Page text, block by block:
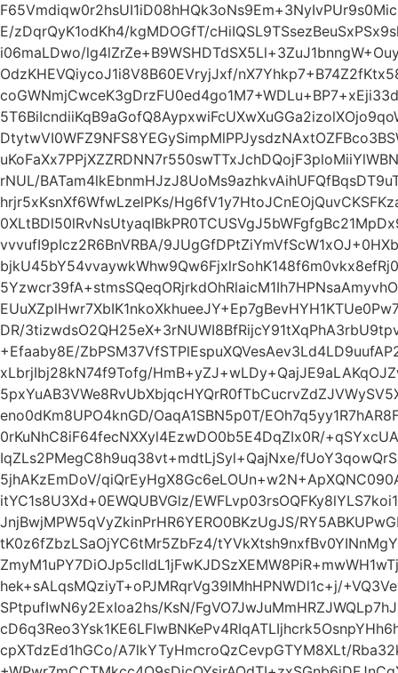
E/zDqrQyK1odKh4/kgMDOGfT/
i06maLDwo/
OdzKHEVQiycoJ1i8V8B60EVryjJxf/
rNUL/
hrjr5xKsnXf6WfwLzelPKs/
vvvufI9pIcz2R6BnVRBA/
DR/
+Efaaby8E/
xLbrjIbj28kN74f9Tofg/
eno0dKm8UPO4knGD/OaqA1SBN5p0T/
0rKuNhC8iF64fecNXXyl4EzwDO0b5E4DqZIx0R/
IqZLs2PMegC8h9uq38vt+mdtLjSyl+QajNxe/
5jhAKzEmDoV/
itYC1s8U3Xd+0EWQUBVGlz/
JnjBwjMPW5qVyZkinPrHR6YERO0BKzUgJS/
tK0z6fZbzLSaOjYC6tMr5ZbFz4/
hek+sALqsMQziyT+oPJMRqrVg39lMhHPNWDl1c+j/
SPtpufIwN6y2ExIoa2hs/KsN/
cpXTdzEd1hGCo/A7lkYTyHmcroQzCevpGTYM8XLt/